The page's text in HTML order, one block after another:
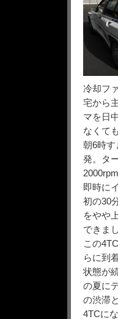
冷却フ
宅から
マを日
なくて
朝6時す
発。タ
即時に
初の30
をやや
できま
この
らに到
状態が
の夏に
の渋滞
4TCに